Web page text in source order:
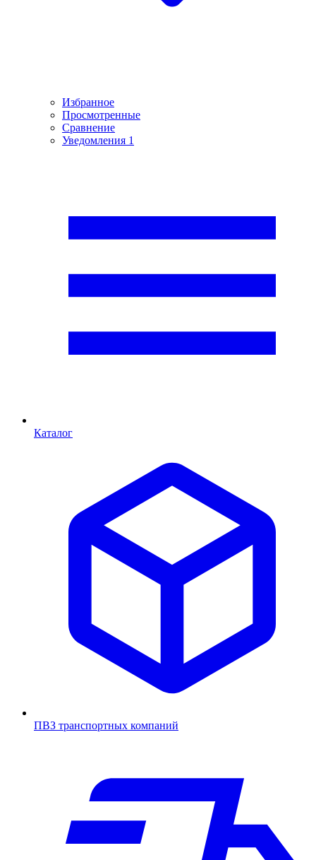
Избранное
Просмотренные
Сравнение
Уведомления 1
Каталог
ПВЗ транспортных компаний